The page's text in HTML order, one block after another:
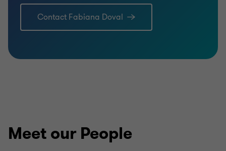
Contact Fabiana Doval
Meet our People